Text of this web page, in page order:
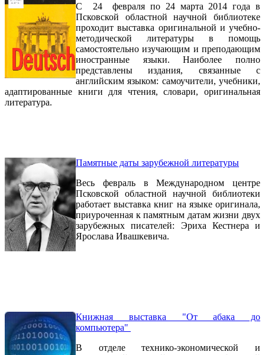
С 24 февраля по 24 марта 2014 года в
Псковской областной научной библиотеке
проходит выставка оригинальной и учебно-
методической литературы в помощь
самостоятельно изучающим и преподающим
иностранные языки. Наиболее полно
представлены издания, связанные с
английским языком: самоучители, учебники,
адаптированные книги для чтения, словари, оригинальная
литература.
Памятные даты зарубежной литературы
Весь февраль в Международном центре
Псковской областной научной библиотеки
работает выставка книг на языке оригинала,
приуроченная к памятным датам жизни двух
зарубежных писателей: Эриха Кестнера и
Ярослава Ивашкевича.
Книжная выставка "От абака до
компьютера"
В отделе технико-экономической и